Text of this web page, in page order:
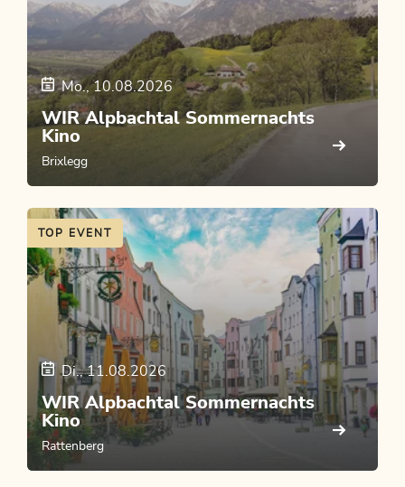
Mo., 10.08.2026
WIR Alpbachtal Sommernachts
Kino
Brixlegg
TOP EVENT
Di., 11.08.2026
WIR Alpbachtal Sommernachts
Kino
Rattenberg